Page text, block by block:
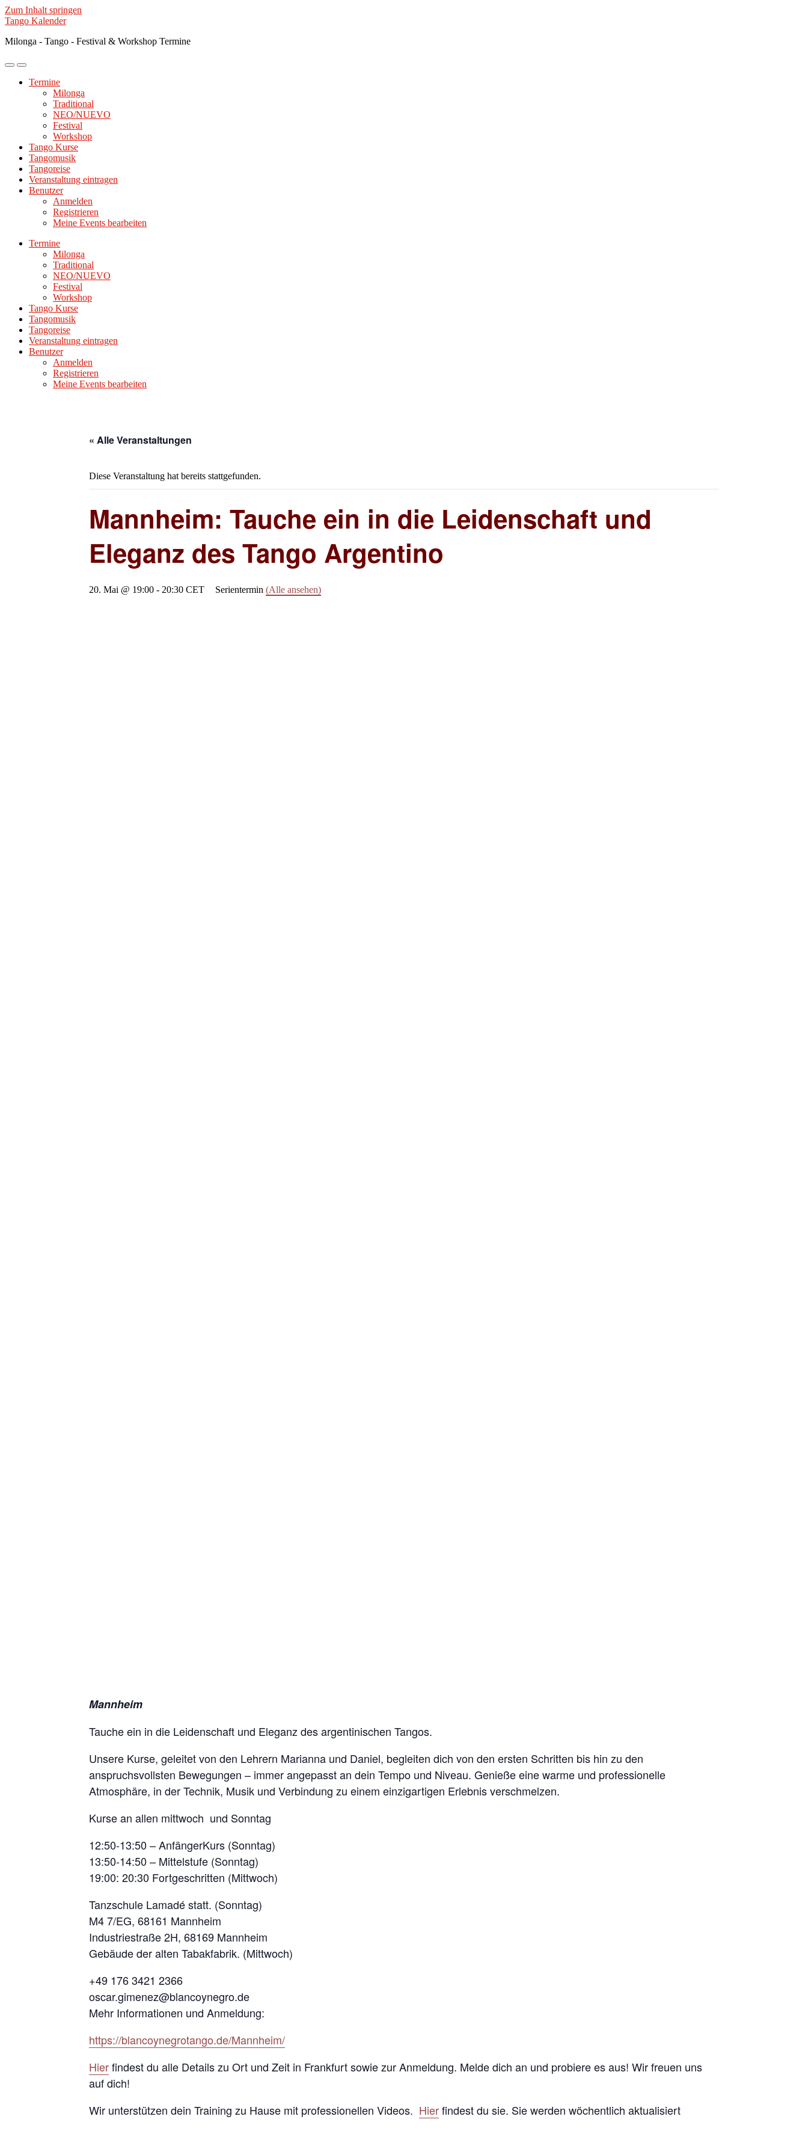
Zum Inhalt springen
Tango Kalender
Milonga - Tango - Festival & Workshop Termine
Mobile-
ein-/ausblenden
Suchfeld
ein-/ausblenden
Termine
Milonga
Traditional
NEO/NUEVO
Festival
Workshop
Tango Kurse
Tangomusik
Tangoreise
Veranstaltung eintragen
Benutzer
Anmelden
Registrieren
Meine Events bearbeiten
Termine
Milonga
Traditional
NEO/NUEVO
Festival
Workshop
Tango Kurse
Tangomusik
Tangoreise
Veranstaltung eintragen
Benutzer
Anmelden
Registrieren
Meine Events bearbeiten
« Alle Veranstaltungen
Diese Veranstaltung hat bereits stattgefunden.
Mannheim: Tauche ein in die Leidenschaft und
Eleganz des Tango Argentino
20. Mai @ 19:00 - 20:30 CET Serientermin (Alle ansehen)
Mannheim
Tauche ein in die Leidenschaft und Eleganz des argentinischen Tangos.
Unsere Kurse, geleitet von den Lehrern Marianna und Daniel, begleiten dich von den ersten Schritten bis hin zu den
anspruchsvollsten Bewegungen – immer angepasst an dein Tempo und Niveau. Genieße eine warme und professionelle
Atmosphäre, in der Technik, Musik und Verbindung zu einem einzigartigen Erlebnis verschmelzen.
Kurse an allen mittwoch und Sonntag
12:50-13:50 – AnfängerKurs (Sonntag)
13:50-14:50 – Mittelstufe (Sonntag)
19:00: 20:30 Fortgeschritten (Mittwoch)
Tanzschule Lamadé statt. (Sonntag)
M4 7/EG, 68161 Mannheim
Industriestraße 2H, 68169 Mannheim
Gebäude der alten Tabakfabrik. (Mittwoch)
+49 176 3421 2366
oscar.gimenez@blancoynegro.de
Mehr Informationen und Anmeldung:
https://blancoynegrotango.de/Mannheim/
Hierfindest du alle Details zu Ort und Zeit in Frankfurt sowie zur Anmeldung. Melde dich an und probiere es aus! Wir freuen uns
auf dich!
Wir unterstützen dein Training zu Hause mit professionellen Videos. Hierfindest du sie. Sie werden wöchentlich aktualisiert